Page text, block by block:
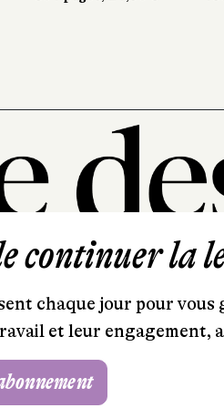
continuer la
chaque jour pour
et leur engagement,